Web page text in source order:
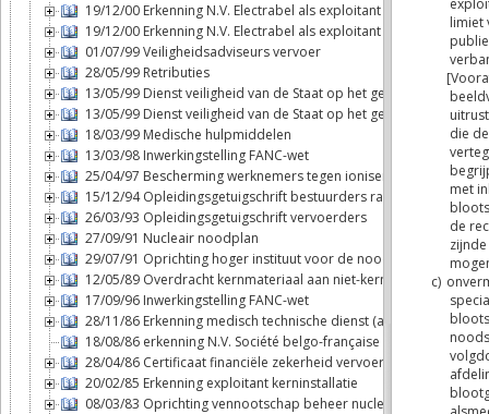
19/12/00 Erkenning N.V. Electrabel als exploitant kerninstallatie
19/12/00 Erkenning N.V. Electrabel als exploitant kerninstallatie
01/07/99 Veiligheidsadviseurs vervoer
28/05/99 Retributies
13/05/99 Dienst veiligheid van de Staat op het gebied van de
13/05/99 Dienst veiligheid van de Staat op het gebied van de
18/03/99 Medische hulpmiddelen
13/03/98 Inwerkingstelling FANC-wet
25/04/97 Bescherming werknemers tegen ioniserende stralingen
15/12/94 Opleidingsgetuigschrift bestuurders radioactieve
26/03/93 Opleidingsgetuigschrift vervoerders
27/09/91 Nucleair noodplan
29/07/91 Oprichting hoger instituut voor de noodplanning
12/05/89 Overdracht kernmateriaal aan niet-kernwapenstaten
17/09/96 Inwerkingstelling FANC-wet
28/11/86 Erkenning medisch technische dienst (art. 6bis, § 2,
18/08/86 erkenning N.V. Société belgo-française d'énergie
28/04/86 Certificaat financiële zekerheid vervoerders
20/02/85 Erkenning exploitant kerninstallatie
08/03/83 Oprichting vennootschap beheer nucleaire